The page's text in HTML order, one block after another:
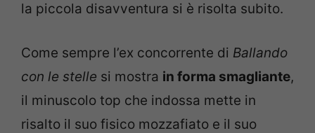
la piccola disavventura si è risolta subito.
Come sempre l’ex concorrente di Ballando
con le stelle si mostra in forma smagliante,
il minuscolo top che indossa mette in
risalto il suo fisico mozzafiato e il suo